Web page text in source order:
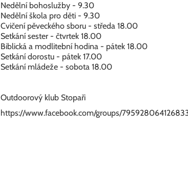
Nedělní bohoslužby - 9.30
Nedělní škola pro děti - 9.30
Cvičení pěveckého sboru - středa 18.00
Setkání sester - čtvrtek 18.00
Biblická a modlitební hodina - pátek 18.00
Setkání dorostu - pátek 17.00
Setkání mládeže - sobota 18.00
Outdoorový klub Stopaři
https://www.facebook.com/groups/